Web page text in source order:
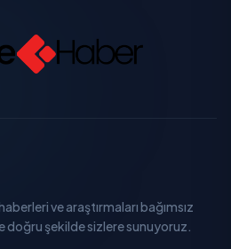
ve araştırmaları bağımsız
doğru şekilde sizlere sunuyoruz.